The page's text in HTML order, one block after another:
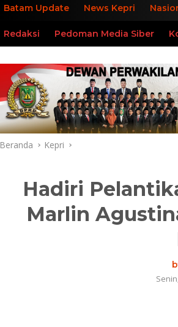
Batam Update News Kepri
Redaksi Pedoman Media Siber
Beranda Kepri
Hadiri
Marlin